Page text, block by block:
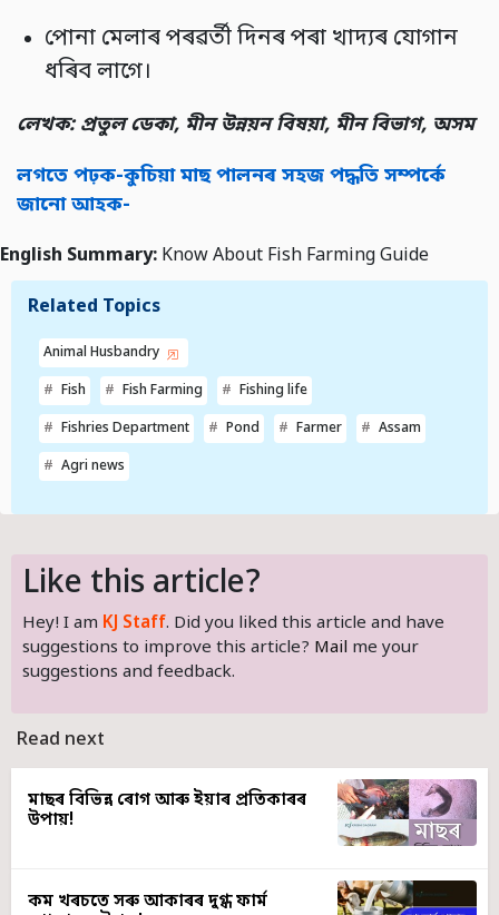
পোনা মেলাৰ পৰৱৰ্তী দিনৰ পৰা খাদ্যৰ যোগান
ধৰিব লাগে।
লেখক: প্ৰতুল ডেকা, মীন উন্নয়ন বিষয়া, মীন বিভাগ, অসম
লগতে পঢ়ক-কুচিয়া মাছ পালনৰ সহজ পদ্ধতি সম্পৰ্কে
জানো আহক-
English Summary: Know About Fish Farming Guide
Related Topics
Animal Husbandry
Fish Fish Farming Fishing life
Fishries Department Pond Farmer Assam
Agri news
Like this article?
Hey! I am KJ Staff. Did you liked this article and have
suggestions to improve this article? Mail me your
suggestions and feedback.
Read next
মাছৰ বিভিন্ন ৰোগ আৰু ইয়াৰ প্ৰতিকাৰৰ
উপায়!
কম খৰচতে সৰু আকাৰৰ দুগ্ধ ফাৰ্ম